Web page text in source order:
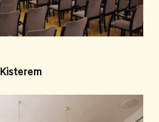
Kisterem